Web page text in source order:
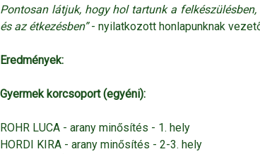
Pontosan látjuk, hogy hol tartunk a
és az étkezésben”- nyilatkozott honlapunknak
Eredmények:
Gyermek korcsoport (egyéni):
ROHR LUCA - arany minősítés - 1. hely
HORDI KIRA - arany minősítés - 2-3. hely